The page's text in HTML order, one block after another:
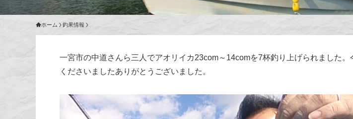
ホーム 釣果情報
一宮市の中道さんら三人でアオリイカ23com～14comを7杯釣り上げられました
くださいましたありがとうございました。